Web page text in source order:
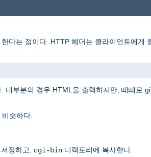
다는 점이다. HTTP 헤더는 클라이언트에게
부분의 경우 HTML을 출력하지만, 때때로
슷하다.
장하고, cgi-bin 디렉토리에 복사한다.